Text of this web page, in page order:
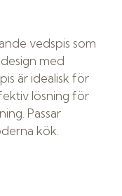
vedspis som
med
är idealisk för
lösning för
Passar
kök.